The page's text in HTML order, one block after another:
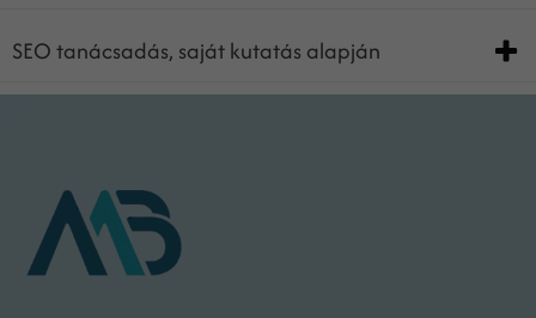
SEO tanácsadás, saját kutatás alapján